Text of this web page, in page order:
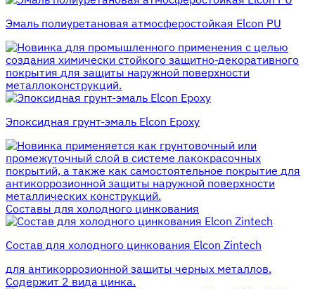
Эмаль полиуретановая атмосферостойкая Elcon PU
для промышленного применения с целью
создания химически стойкого защитно-декоративного
покрытия для защиты наружной поверхности
металлоконструкций.
Эпоксидная грунт-эмаль Elcon Epoxy
применяется как грунтовочный или
промежуточный слой в системе лакокрасочных
покрытий, а также как самостоятельное покрытие для
антикоррозионной защиты наружной поверхности
металлических конструкций.
Составы для холодного цинкования
Состав для холодного цинкования Elcon Zintech
для антикоррозионной защиты черных металлов.
Содержит 2 вида цинка.